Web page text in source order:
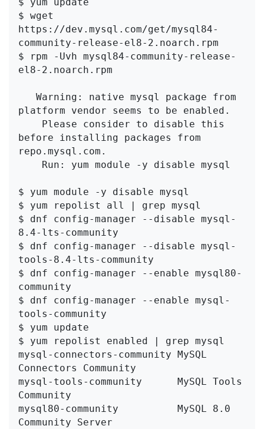
$ wget
https://dev.mysql.com/get/mysql84-
community-release-el8-2.noarch.rpm
$ rpm -Uvh mysql84-community-release-
el8-2.noarch.rpm
platform vendor seems to be enabled.
before installing packages from
repo.mysql.com.
$ yum module -y disable mysql
$ yum repolist all | grep mysql
$ dnf config-manager --disable mysql-
8.4-lts-community
$ dnf config-manager --disable mysql-
tools-8.4-lts-community
$ dnf config-manager --enable mysql80-
community
$ dnf config-manager --enable mysql-
tools-community
$ yum update
$ yum repolist enabled | grep mysql
mysql-connectors-community MySQL
Connectors Community
mysql-tools-community      MySQL Tools
Community
mysql80-community          MySQL 8.0
Community Server